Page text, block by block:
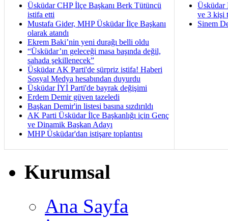
Üsküdar CHP İlçe Başkanı Berk Tütüncü
istifa etti
Mustafa Gider, MHP Üsküdar İlçe Başkanı
olarak atandı
Ekrem Baki’nin yeni durağı belli oldu
“Üsküdar’ın geleceği masa başında değil,
sahada şekillenecek”
Üsküdar AK Parti'de sürpriz istifa! Haberi
Sosyal Medya hesabından duyurdu
Üsküdar İYİ Parti'de bayrak değişimi
Erdem Demir güven tazeledi
Başkan Demir'in listesi basına sızdırıldı
AK Parti Üsküdar İlçe Başkanlığı için Genç
ve Dinamik Başkan Adayı
MHP Üsküdar'dan istişare toplantısı
Üsküdar
ve 3 kişi
Sinem
Kurumsal
Ana Sayfa